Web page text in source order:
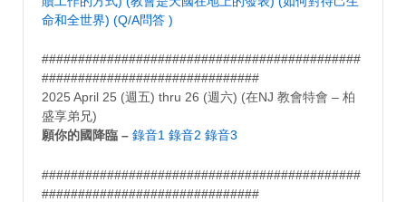
命和全世界) (Q/A問答 )
############################################
##############################
2025 April 25 (週五) thru 26 (週六) (在NJ 教會特會 – 柏
盛享弟兄)
願你的國降臨 – 錄音1 錄音2 錄音3
############################################
##############################